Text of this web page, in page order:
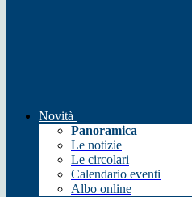
Novità
Panoramica
Le notizie
Le circolari
Calendario eventi
Albo online